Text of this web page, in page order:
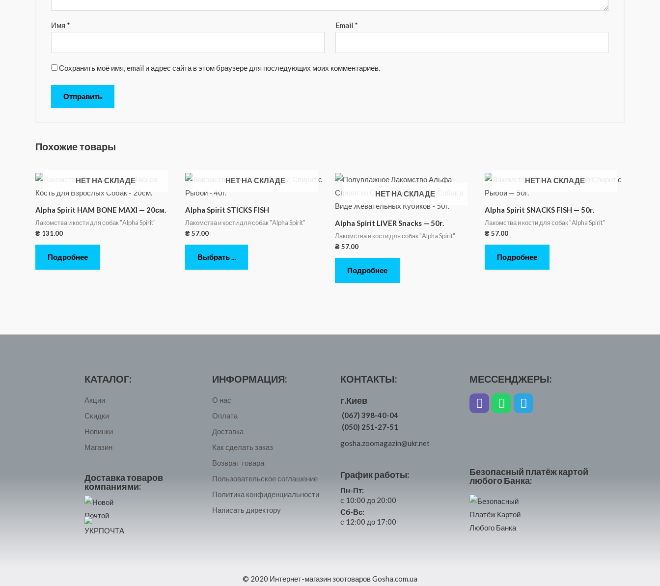
Имя * Email *
Сохранить моё имя, email и адрес сайта в этом браузере для последующих моих комментариев.
Похожие товары
НЕТ НА СКЛАДЕ
Alpha Spirit HAM BONE MAXI — 20см.
Лакомства и кости для собак "Alpha Spirit"
₴ 131.00
Подробнее
НЕТ НА СКЛАДЕ
Alpha Spirit STICKS FISH
Лакомства и кости для собак "Alpha Spirit"
₴ 57.00
Выбрать ...
НЕТ НА СКЛАДЕ
Alpha Spirit LIVER Snacks — 50г.
Лакомства и кости для собак "Alpha Spirit"
₴ 57.00
Подробнее
НЕТ НА СКЛАДЕ
Alpha Spirit SNACKS FISH — 50г.
Лакомства и кости для собак "Alpha Spirit"
₴ 57.00
Подробнее
КАТАЛОГ:
Акции
Скидки
Новинки
Магазин
Доставка товаров
компаниями:
ИНФОРМАЦИЯ:
О нас
Оплата
Доставка
Как сделать заказ
Возврат товара
Пользовательское соглашение
Политика конфиденциальности
Написать директору
КОНТАКТЫ:
г.Киев
(067) 398-40-04
(050) 251-27-51
gosha.zoomagazin@ukr.net
График работы:
Пн-Пт:
с 10:00 до 20:00
Сб-Вс:
с 12:00 до 17:00
МЕССЕНДЖЕРЫ:
Безопасный платёж картой
любого Банка:
© 2020 Интернет-магазин зоотоваров Gosha.com.ua